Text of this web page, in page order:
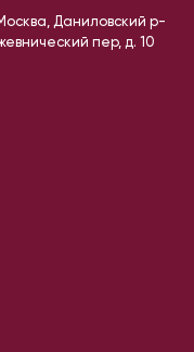
Москва, Даниловский р-
пер, д. 10